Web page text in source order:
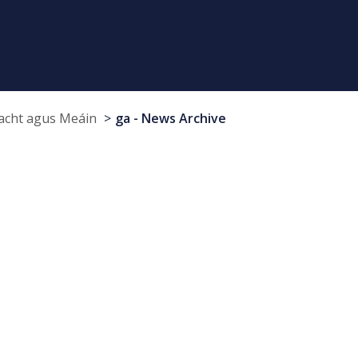
agus Meáin ga - News Archive